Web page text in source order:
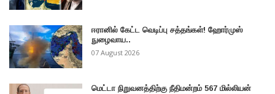
ஈரானில் கேட்ட வெடிப்பு சத்தங்கள்! ஹோர்முஸ்
நுழைவாய..
07 August 2026
மெட்டா நிறுவனத்திற்கு நீதிமன்றம் 567 மில்லியன்